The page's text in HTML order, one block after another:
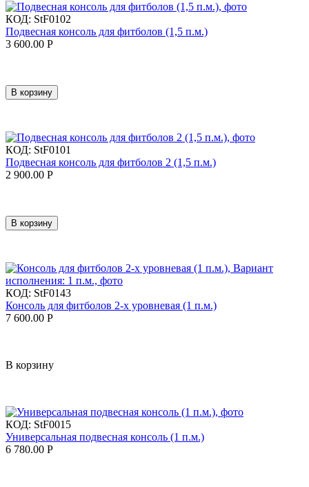
КОД: StF0102
Подвесная консоль для фитболов (1,5 п.м.)
3 600.00 Р
В корзину
КОД: StF0101
Подвесная консоль для фитболов 2 (1,5 п.м.)
2 900.00 Р
В корзину
КОД: StF0143
Консоль для фитболов 2-х уровневая (1 п.м.)
7 600.00 Р
В корзину
КОД: StF0015
Универсальная подвесная консоль (1 п.м.)
6 780.00 Р